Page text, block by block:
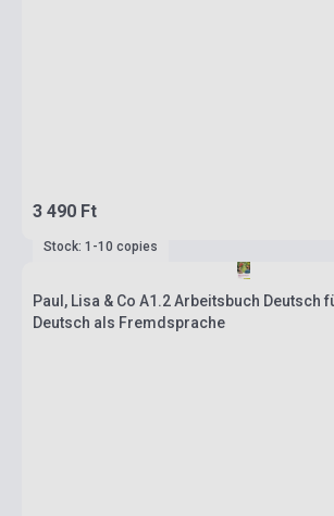
3 490 Ft
Stock: 1-10 copies
Paul, Lisa & Co A1.2 Arbeitsbuch Deutsch
Deutsch als Fremdsprache